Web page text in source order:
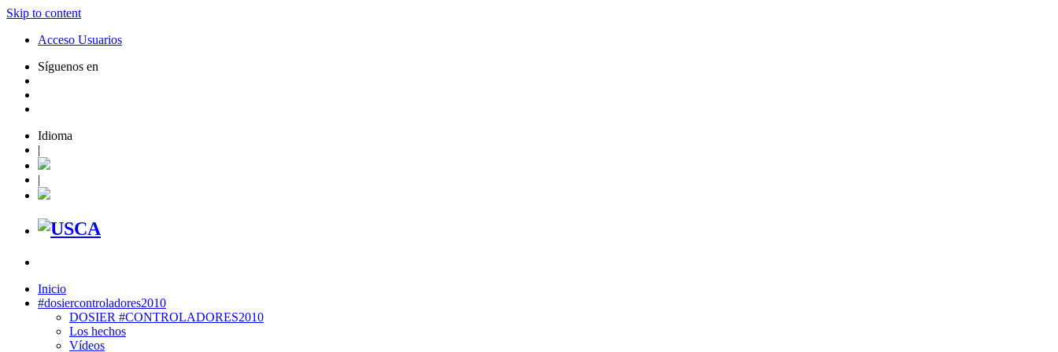
Skip to content
Acceso Usuarios
Síguenos en
Idioma
|
|
Inicio
#dosiercontroladores2010
DOSIER #CONTROLADORES2010
Los hechos
Vídeos